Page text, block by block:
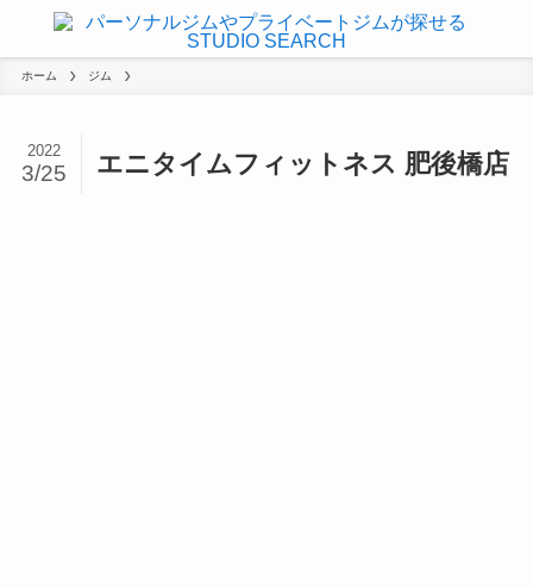
ホーム ジム
エニタイムフィットネス 肥後橋店
2022
3/25